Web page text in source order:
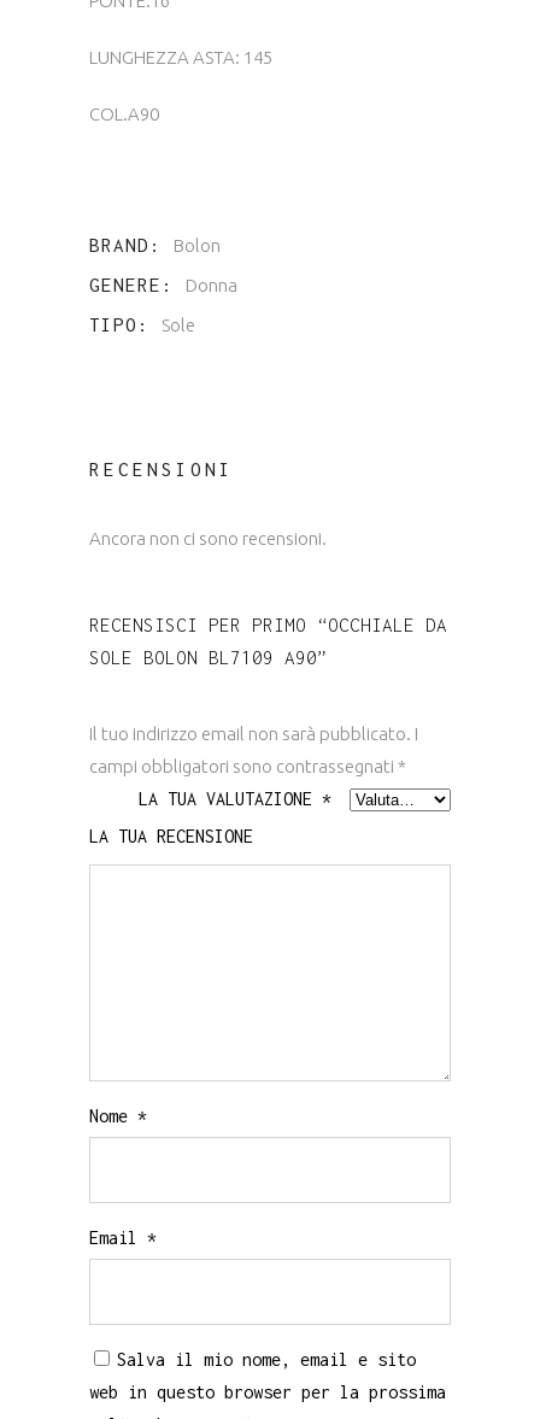
LUNGHEZZA ASTA: 145
COL.A90
BRAND Bolon
GENERE Donna
TIPO Sole
RECENSIONI
Ancora non ci sono recensioni.
RECENSISCI PER PRIMO “OCCHIALE DA
SOLE BOLON BL7109 A90”
Il tuo indirizzo email non sarà pubblicato. I
campi obbligatori sono contrassegnati *
LA TUA VALUTAZIONE *
LA TUA RECENSIONE
Nome *
Email *
Salva il mio nome, email e sito
web in questo browser per la prossima